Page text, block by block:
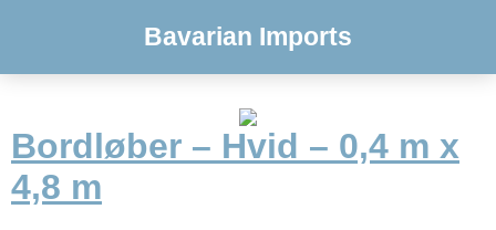
Bavarian Imports
Bordløber – Hvid – 0,4 m x
4,8 m